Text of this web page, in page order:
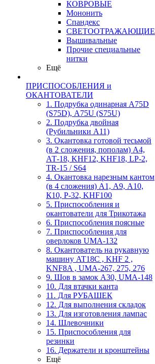
КОВРОВЫЕ
Мононить
Спандекс
СВЕТООТРАЖАЮЩИЕ
Вышивальные
Прочие специальные
нитки
Ещё
ПРИСПОСОБЛЕНИЯ и
ОКАНТОВАТЕЛИ
1. Подрубка одинарная А75D
(S75D), А75U (S75U)
2. Подрубка двойная
(Рубильники А11)
3. Окантовка готовой тесьмой
(в 2 сложения, пополам) А4,
АТ-18, KHF12, KHF18, LP-2,
TR-15 / S64
4. Окантовка нарезным кантом
(в 4 сложения) А1, А9, А10,
К10, Р-32, KHF100
5. Приспособления и
окантователи для Трикотажа
6. Приспособления поясные
7. Приспособления для
оверлоков UMA-132
8. Окантователь на рукавную
машину AT18C , KHF 2 ,
KNF8A , UMA-267, 275, 276
9. Шов в замок А30, UMA-148
10. Для втачки канта
11. Для РУБАШЕК
12. Для выполнения складок
13. Для изготовления лампас
14. Шлевочники
15. Приспособления для
резинки
16. Держатели и кронштейны
Ещё